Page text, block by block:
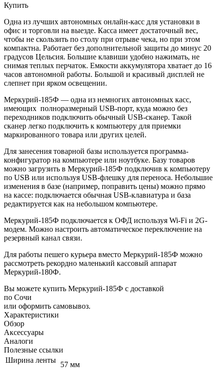
Купить
Одна из лучших автономных онлайн-касс для установки в
офис и торговли на выезде. Касса имеет достаточный вес,
чтобы не скользить по столу при отрыве чека, но при этом
компактна. Работает без дополнительной защиты до минус 20
градусов Цельсия. Большие клавиши удобно нажимать, не
снимая теплых перчаток. Емкости аккумулятора хватает до 16
часов автономной работы. Большой и красивый дисплей не
слепнет при ярком освещении.
Меркурий-185Ф — одна из немногих автономных касс,
имеющих полноразмерный USB-порт, куда можно без
переходников подключить обычный USB-сканер. Такой
сканер легко подключить к компьютеру для приемки
маркированного товара или других целей.
Для занесения товарной базы используется программа-
конфигуратор на компьютере или ноутбуке. Базу товаров
можно загрузить в Меркурий-185Ф подключив к компьютеру
по USB или используя USB-флешку для переноса. Небольшие
изменения в базе (например, поправить цены) можно прямо
на кассе: подключается обычная USB-клавиатура и база
редактируется как на небольшом компьютере.
Меркурий-185Ф подключается к ОФД используя Wi-Fi и 2G-
модем. Можно настроить автоматическое переключение на
резервный канал связи.
Для работы пешего курьера вместо Меркурий-185Ф можно
рассмотреть рекордно маленький кассовый аппарат
Меркурий-180Ф.
Вы можете купить Меркурий-185Ф с доставкой
по Сочи
или оформить самовывоз.
Характеристики
Обзор
Аксессуары
Аналоги
Полезные ссылки
Ширина ленты
57 мм